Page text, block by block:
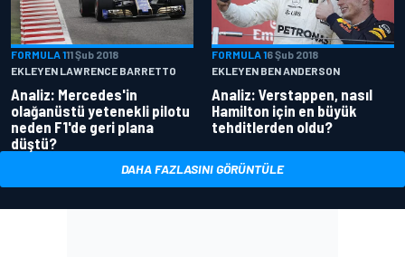
FORMULA 111 Şub 2018
EKLEYEN LAWRENCE BARRETTO
Analiz: Mercedes'in
olağanüstü yetenekli pilotu
neden F1'de geri plana
düştü?
FORMULA 16 Şub 2018
EKLEYEN BEN ANDERSON
Analiz: Verstappen, nasıl
Hamilton için en büyük
tehditlerden oldu?
DAHA FAZLASINI GÖRÜNTÜLE